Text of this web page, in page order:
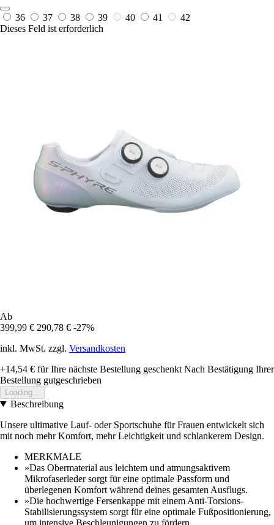
36 37 38 39 40 41
42
Dieses Feld ist erforderlich
Ab
399,99 € 290,78 € -27%
inkl. MwSt. zzgl. Versandkosten
+14,54 € für Ihre nächste Bestellung geschenkt Nach Bestätigung Ihrer
Bestellung gutgeschrieben
Loading...
Beschreibung
Unsere ultimative Lauf- oder Sportschuhe für Frauen entwickelt sich
mit noch mehr Komfort, mehr Leichtigkeit und schlankerem Design.
MERKMALE
»Das Obermaterial aus leichtem und atmungsaktivem
Mikrofaserleder sorgt für eine optimale Passform und
überlegenen Komfort während deines gesamten Ausflugs.
»Die hochwertige Fersenkappe mit einem Anti-Torsions-
Stabilisierungssystem sorgt für eine optimale Fußpositionierung,
um intensive Beschleunigungen zu fördern.